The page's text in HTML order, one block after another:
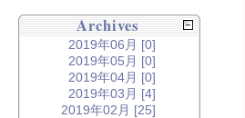
Archives
2019年06月 [0]
2019年05月 [0]
2019年04月 [0]
2019年03月 [4]
2019年02月 [25]